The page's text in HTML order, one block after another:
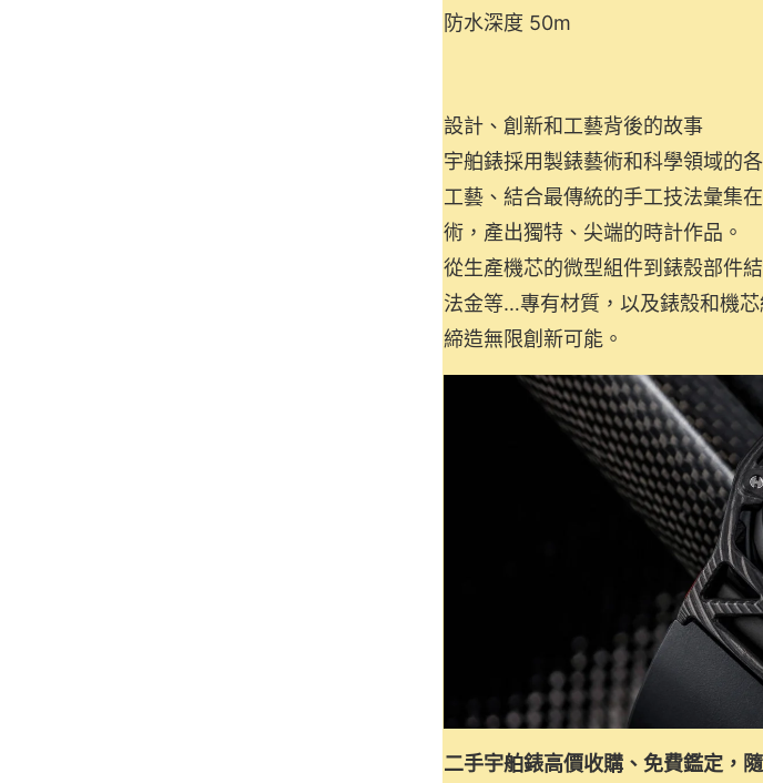
防水深度 50m
設計、創新和工藝背後的故事
宇舶錶採用製錶藝術和科學領域的
工藝、結合最傳統的手工技法彙集
術，產出獨特、尖端的時計作品。
從生產機芯的微型組件到錶殼部件
法金等…專有材質，以及錶殼和機
締造無限創新可能。
二手宇舶錶高價收購、免費鑑定，